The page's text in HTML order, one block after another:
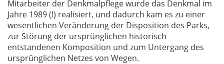
Mitarbeiter der Denkmalpflege wurde das Denkmal im
Jahre 1989 (!) realisiert, und dadurch kam es zu einer
wesentlichen Veränderung der Disposition des Parks,
zur Störung der ursprünglichen historisch
entstandenen Komposition und zum Untergang des
ursprünglichen Netzes von Wegen.